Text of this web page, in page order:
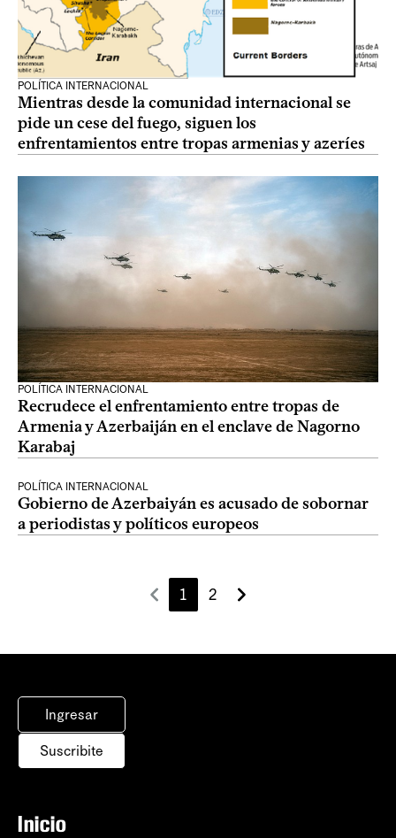
POLÍTICA INTERNACIONAL
Mientras desde la comunidad internacional se
pide un cese del fuego, siguen los
enfrentamientos entre tropas armenias y azeríes
POLÍTICA INTERNACIONAL
Recrudece el enfrentamiento entre tropas de
Armenia y Azerbaiján en el enclave de Nagorno
Karabaj
POLÍTICA INTERNACIONAL
Gobierno de Azerbaiyán es acusado de sobornar
a periodistas y políticos europeos
1 2
Ingresar
Suscribite
Inicio